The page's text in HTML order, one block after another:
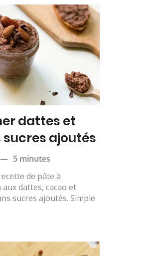
dattes et
ajoutés
— 5 minutes
de pâte à
dattes, cacao et
sucres ajoutés. Simple